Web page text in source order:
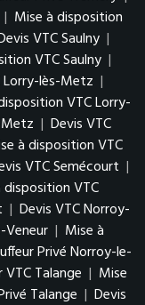
| Mise à disposition
VTC Saulny |
VTC Saulny |
Lorry-lès-Metz |
VTC Lorry-
| Devis VTC
à disposition VTC
VTC Semécourt |
disposition VTC
| Devis VTC Norroy-
Veneur | Mise à
Privé Norroy-le-
VTC Talange | Mise
Talange | Devis